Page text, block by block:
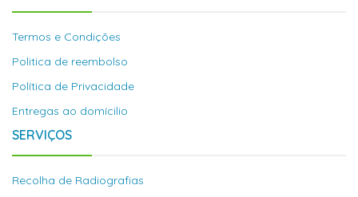
Termos e Condições
Politica de reembolso
Política de Privacidade
Entregas ao domícilio
SERVIÇOS
Recolha de Radiografias